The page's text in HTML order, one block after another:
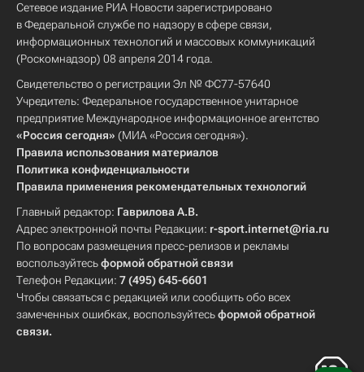
Сетевое издание РИА Новости зарегистрировано
в Федеральной службе по надзору в сфере связи,
информационных технологий и массовых коммуникаций
(Роскомнадзор) 08 апреля 2014 года.
Свидетельство о регистрации Эл № ФС77-57640
Учредитель: Федеральное государственное унитарное
предприятие Международное информационное агентство
«Россия сегодня» (МИА «Россия сегодня»).
Правила использования материалов
Политика конфиденциальности
Правила применения рекомендательных технологий
Главный редактор: Гаврилова А.В.
Адрес электронной почты Редакции: r-sport.internet@ria.ru
По вопросам размещения пресс-релизов и рекламы
воспользуйтесьформой обратной связи
Телефон Редакции: 7 (495) 645-6601
Чтобы связаться с редакцией или сообщить обо всех
замеченных ошибках, воспользуйтесьформой обратной
связи.